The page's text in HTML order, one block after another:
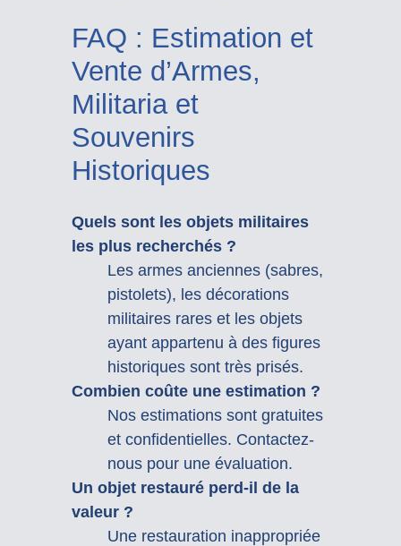
FAQ : Estimation et
Vente d’Armes,
Militaria et
Souvenirs
Historiques
Quels sont les objets militaires
les plus recherchés ?
Les armes anciennes (sabres,
pistolets), les décorations
militaires rares et les objets
ayant appartenu à des figures
historiques sont très prisés.
Combien coûte une estimation ?
Nos estimations sont gratuites
et confidentielles. Contactez-
nous pour une évaluation.
Un objet restauré perd-il de la
valeur ?
Une restauration inappropriée